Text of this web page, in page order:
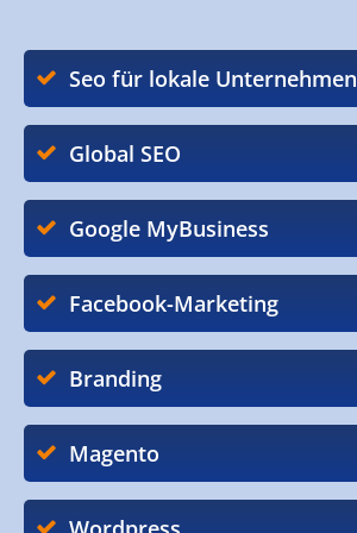
Seo für lokale Unternehmen
Global SEO
Google MyBusiness
Facebook-Marketing
Branding
Magento